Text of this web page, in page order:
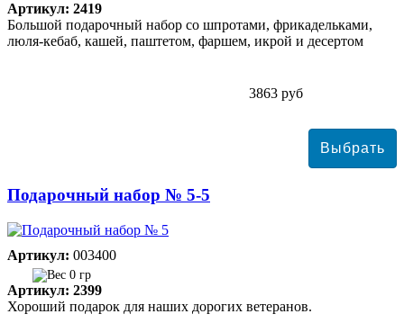
Артикул: 2419
Большой подарочный набор со шпротами, фрикадельками,
люля-кебаб, кашей, паштетом, фаршем, икрой и десертом
3863 руб
Подарочный набор № 5-5
Артикул: 003400
0 гр
Артикул: 2399
Хороший подарок для наших дорогих ветеранов.